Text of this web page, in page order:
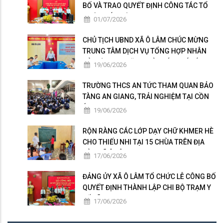
BỐ VÀ TRAO QUYẾT ĐỊNH CÔNG TÁC TỔ
CHỨC, CÁN BỘ
01/07/2026
CHỦ TỊCH UBND XÃ Ô LÂM CHÚC MỪNG
TRUNG TÂM DỊCH VỤ TỔNG HỢP NHÂN
KỶ NIỆM 101 NĂM NGÀY BÁO CHÍ CÁCH
19/06/2026
TRƯỜNG THCS AN TỨC THAM QUAN BẢO
TÀNG AN GIANG, TRẢI NGHIỆM TẠI CỒN
ÉN 19/06/2026
RỘN RÀNG CÁC LỚP DẠY CHỮ KHMER HÈ
CHO THIẾU NHI TẠI 15 CHÙA TRÊN ĐỊA
BÀN XÃ Ô LÂM
17/06/2026
ĐẢNG ỦY XÃ Ô LÂM TỔ CHỨC LỄ CÔNG BỐ
QUYẾT ĐỊNH THÀNH LẬP CHI BỘ TRẠM Y
TẾ XÃ17/06/2026